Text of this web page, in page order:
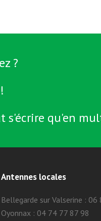
?
s'écrire qu'en
Antennes locales
Bellegarde sur Valserine : 06
Oyonnax : 04 74 77 87 98